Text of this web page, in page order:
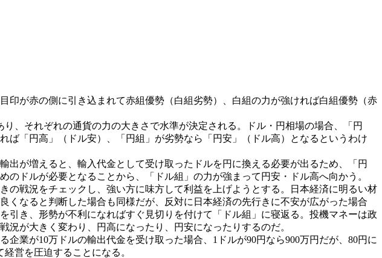
が赤の側に引き込まれて赤組優勢（白組劣勢）、白組の力が強ければ白組優勢（赤
、それぞれの通貨の力の大きさで水準が決定される。ドル・円相場の場合、「円
「円高」（ドル安）、「円組」が劣勢なら「円安」（ドル高）となるというわけ
出が増えると、輸入代金として受け取ったドルを円に換える必要が出るため、「円
ドルが必要となることから、「ドル組」の力が強まって円安・ドル高へ向かう。
戦況をチェックし、強い方に味方して利益を上げようとする。日本経済に明るい材
なると判断した場合も同様だが、反対に日本経済の先行きに不安が広がった場合
き、形勢が不利になればすぐ見切りを付けて「ドル組」に寝返る。投機マネーは政
が大きく変わり、円高になったり、円安になったりするのだ。
業が10万ドルの輸出代金を受け取った場合、1ドルが90円なら900万円だが、80円に
営を圧迫することになる。